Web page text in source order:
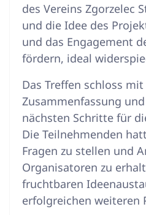
des Vereins Zgorzelec
und die Idee des
und das Engagement
fördern, ideal
Das Treffen schloss
Zusammenfassung
nächsten Schritte für
Die Teilnehmenden
Fragen zu stellen und
Organisatoren zu
fruchtbaren
erfolgreichen weiteren